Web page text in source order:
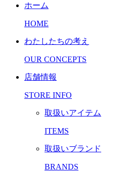
ホーム
HOME
わたしたちの考え
OUR CONCEPTS
店舗情報
STORE INFO
取扱いアイテム
ITEMS
取扱いブランド
BRANDS